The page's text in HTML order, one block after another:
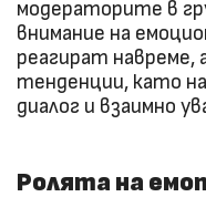
модераторите в
внимание на
реагират навреме,
тенденции, като
диалог и взаимно
Ролята на